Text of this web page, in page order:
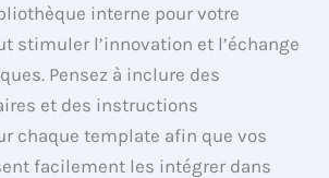
interne pour votre
stimuler l’innovation et l’échange
Pensez à inclure des
et des instructions
chaque template afin que vos
facilement les intégrer dans